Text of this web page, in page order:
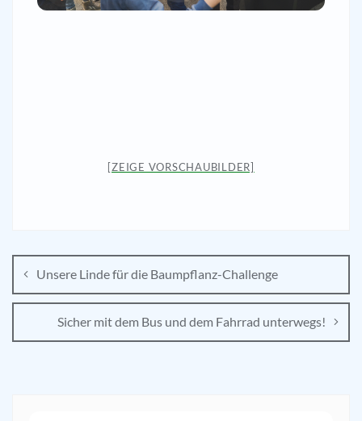
[ZEIGE VORSCHAUBILDER]
Unsere Linde für die Baumpflanz-Challenge
Sicher mit dem Bus und dem Fahrrad unterwegs!